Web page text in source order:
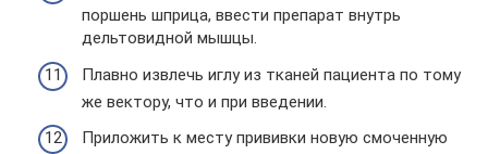
поршень шприца, ввести препарат внутрь
дельтовидной мышцы.
Плавно извлечь иглу из тканей пациента по тому
же вектору, что и при введении.
Приложить к месту прививки новую смоченную